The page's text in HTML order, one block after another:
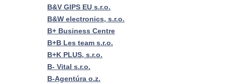
B&V GIPS EU s.r.o.
B&W electronics, s.r.o.
B+ Business Centre
B+B Les team s.r.o.
B+K PLUS, s.r.o.
B- Vital s.r.o.
B-Agentúra o.z.